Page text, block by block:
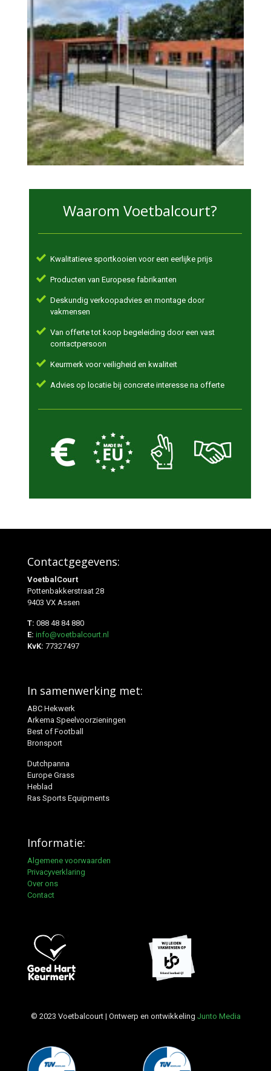
Waarom Voetbalcourt?
Kwalitatieve sportkooien voor een eerlijke prijs
Producten van Europese fabrikanten
Deskundig verkoopadvies en montage door
vakmensen
Van offerte tot koop begeleiding door een vast
contactpersoon
Keurmerk voor veiligheid en kwaliteit
Advies op locatie bij concrete interesse na offerte
Contactgegevens:
VoetbalCourt
Pottenbakkerstraat 28
9403 VX Assen
T: 088 48 84 880
E: info@voetbalcourt.nl
KvK: 77327497
In samenwerking met:
ABC Hekwerk
Arkema Speelvoorzieningen
Best of Football
Bronsport
Dutchpanna
Europe Grass
Heblad
Ras Sports Equipments
Informatie:
Algemene voorwaarden
Privacyverklaring
Over ons
Contact
© 2023 Voetbalcourt | Ontwerp en ontwikkeling Junto Media